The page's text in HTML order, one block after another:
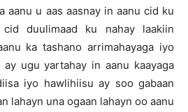
aanu u aas aasnay in aanu cid ku
duulimaad ku nahay laakiin
ka tashano arrimahayaga iyo
ay ugu yartahay in aanu kaayaga
iyo hawlihiisu ay soo gabaan
lahayn una ogaan lahayn oo aanu